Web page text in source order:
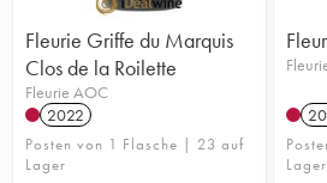
Fleurie Griffe du Marquis
Clos de la Roilette
Fleurie AOC
2022
Posten von 1 Flasche | 23 auf
Lager
Lager